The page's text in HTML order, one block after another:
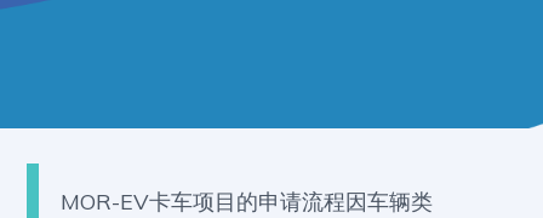
MOR-EV卡车项目的申请流程因车辆类